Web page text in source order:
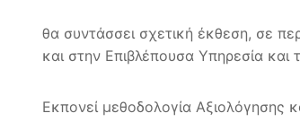
θα συντάσσει σχετική έκθεση, σε
και στην Επιβλέπουσα Υπηρεσία
Εκπονεί μεθοδολογία Αξιολόγησης